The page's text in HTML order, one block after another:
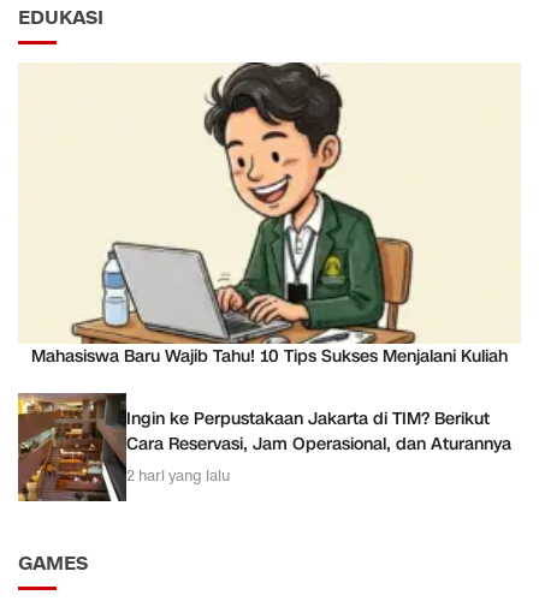
EDUKASI
Mahasiswa Baru Wajib Tahu! 10 Tips Sukses Menjalani Kuliah
Ingin ke Perpustakaan Jakarta di TIM? Berikut
Cara Reservasi, Jam Operasional, dan Aturannya
2 hari yang lalu
GAMES